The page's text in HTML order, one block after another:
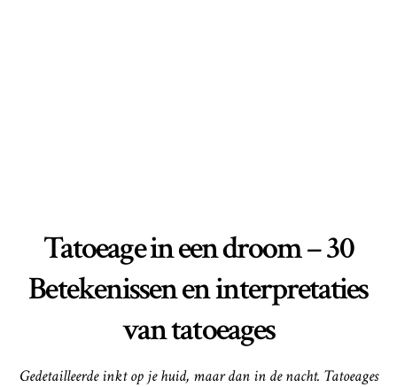
Tatoeage in een droom – 30
Betekenissen en interpretaties
van tatoeages
Gedetailleerde inkt op je huid, maar dan in de nacht. Tatoeages